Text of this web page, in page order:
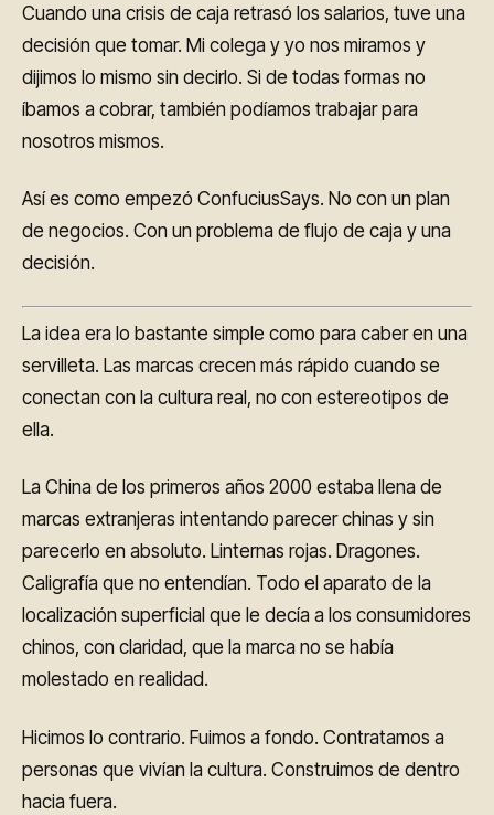
Cuando una crisis de caja retrasó los salarios, tuve una
decisión que tomar. Mi colega y yo nos miramos y
dijimos lo mismo sin decirlo. Si de todas formas no
íbamos a cobrar, también podíamos trabajar para
nosotros mismos.
Así es como empezó ConfuciusSays. No con un plan
de negocios. Con un problema de flujo de caja y una
decisión.
La idea era lo bastante simple como para caber en una
servilleta. Las marcas crecen más rápido cuando se
conectan con la cultura real, no con estereotipos de
ella.
La China de los primeros años 2000 estaba llena de
marcas extranjeras intentando parecer chinas y sin
parecerlo en absoluto. Linternas rojas. Dragones.
Caligrafía que no entendían. Todo el aparato de la
localización superficial que le decía a los consumidores
chinos, con claridad, que la marca no se había
molestado en realidad.
Hicimos lo contrario. Fuimos a fondo. Contratamos a
personas que vivían la cultura. Construimos de dentro
hacia fuera.